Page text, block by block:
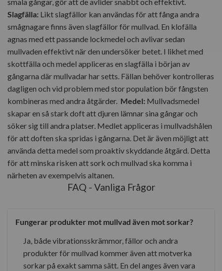
Slagfälla: Likt slagfällor kan användas för att fånga andra
smågnagare finns även slagfällor för mullvad. En klofälla
agnas med ett passande lockmedel och avlivar sedan
mullvaden effektivt när den undersöker betet. I likhet med
skottfälla och medel appliceras en slagfälla i början av
gångarna där mullvadar har setts. Fällan behöver kontrolleras
dagligen och vid problem med stor population bör fångsten
kombineras med andra åtgärder. Medel: Mullvadsmedel
skapar en så stark doft att djuren lämnar sina gångar och
söker sig till andra platser. Medlet appliceras i mullvadshålen
för att doften ska spridas i gångarna. Det är även möjligt att
använda detta medel som proaktiv skyddande åtgärd. Detta
för att minska risken att sork och mullvad ska komma i
närheten av exempelvis altanen.
FAQ - Vanliga Frågor
Fungerar produkter mot mullvad även mot sorkar?
Ja, både vibrationsskrämmor, fällor och andra
produkter för mullvad kommer även att motverka
sorkar på exakt samma sätt. En del anges även vara